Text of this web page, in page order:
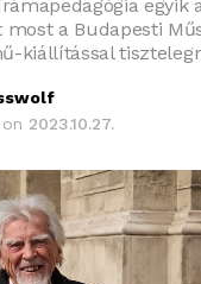
egyik
most a Budapesti
kiállítással
2023.10.27.